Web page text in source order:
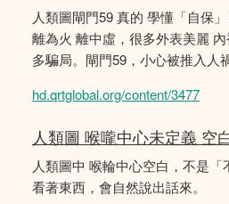
人類圖閘門59 真的 學懂「自保
離為火 離中虛，很多外表美麗
多騙局。閘門59，小心被推入人禍
hd.qrtglobal.org/content/3477
人類圖 喉嚨中心未定義 空
人類圖中 喉輪中心空白，不是
看著東西，會自然說出話來。